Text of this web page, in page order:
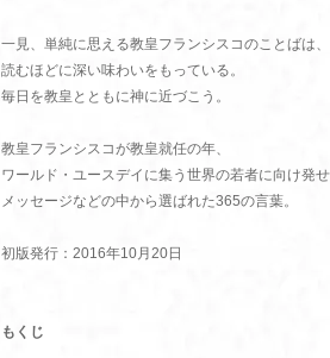
一見、単純に思える教皇フランシスコのことばは、
読むほどに深い味わいをもっている。
毎日を教皇とともに神に近づこう。
教皇フランシスコが教皇就任の年、
ワールド・ユースデイに集う世界の若者に向け発
メッセージなどの中から選ばれた365の言葉。
初版発行：2016年10月20日
もくじ